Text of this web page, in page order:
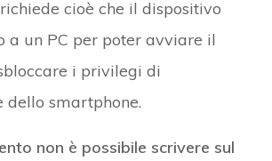
cioè che il dispositivo
a un PC per poter avviare il
i privilegi di
smartphone.
non è possibile scrivere sul